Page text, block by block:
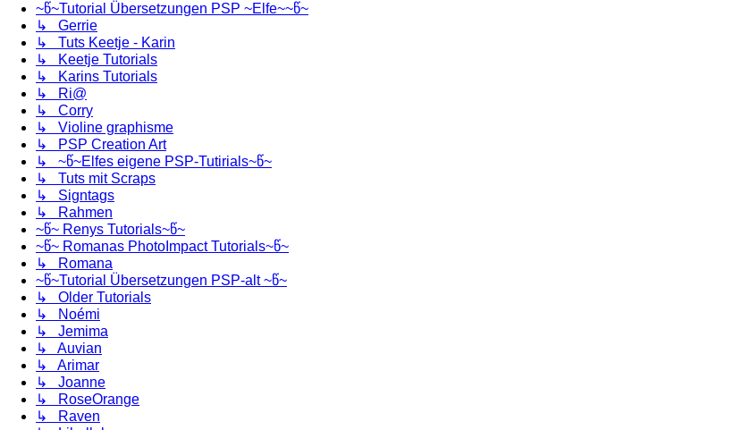
~წ~Tutorial Übersetzungen PSP ~Elfe~~წ~
↳ Gerrie
↳ Tuts Keetje - Karin
↳ Keetje Tutorials
↳ Karins Tutorials
↳ Ri@
↳ Corry
↳ Violine graphisme
↳ PSP Creation Art
↳ ~წ~Elfes eigene PSP-Tutirials~წ~
↳ Tuts mit Scraps
↳ Signtags
↳ Rahmen
~წ~ Renys Tutorials~წ~
~წ~ Romanas PhotoImpact Tutorials~წ~
↳ Romana
~წ~Tutorial Übersetzungen PSP-alt ~წ~
↳ Older Tutorials
↳ Noémi
↳ Jemima
↳ Auvian
↳ Arimar
↳ Joanne
↳ RoseOrange
↳ Raven